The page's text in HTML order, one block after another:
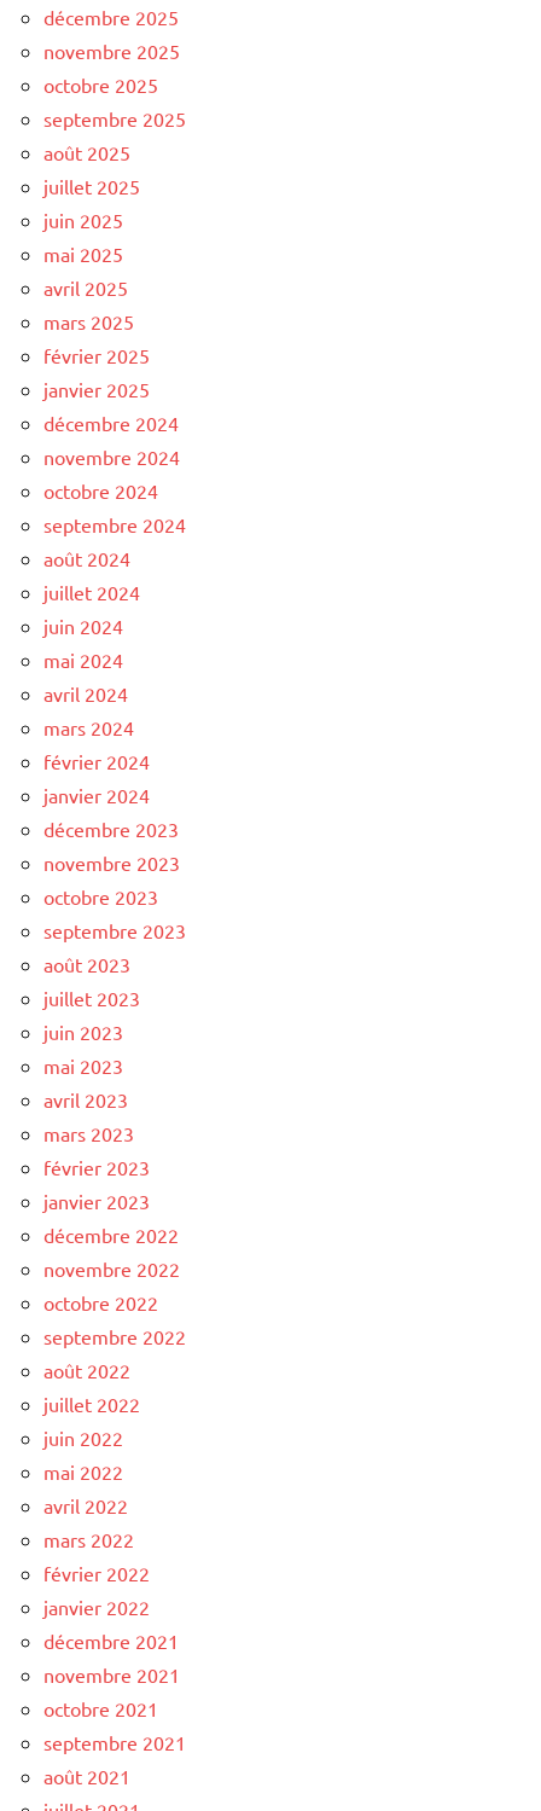
décembre 2025
novembre 2025
octobre 2025
septembre 2025
août 2025
juillet 2025
juin 2025
mai 2025
avril 2025
mars 2025
février 2025
janvier 2025
décembre 2024
novembre 2024
octobre 2024
septembre 2024
août 2024
juillet 2024
juin 2024
mai 2024
avril 2024
mars 2024
février 2024
janvier 2024
décembre 2023
novembre 2023
octobre 2023
septembre 2023
août 2023
juillet 2023
juin 2023
mai 2023
avril 2023
mars 2023
février 2023
janvier 2023
décembre 2022
novembre 2022
octobre 2022
septembre 2022
août 2022
juillet 2022
juin 2022
mai 2022
avril 2022
mars 2022
février 2022
janvier 2022
décembre 2021
novembre 2021
octobre 2021
septembre 2021
août 2021